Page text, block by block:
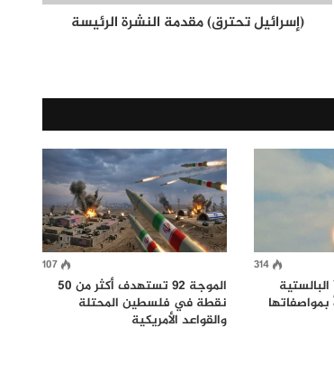
(إسرائيل تحترق) مقدمة النشرة الرئيسة
314
107
الموجة 92 تستهدف أكثر من 50
نقطة في فلسطين المحتلة
والقواعد الأمريكية